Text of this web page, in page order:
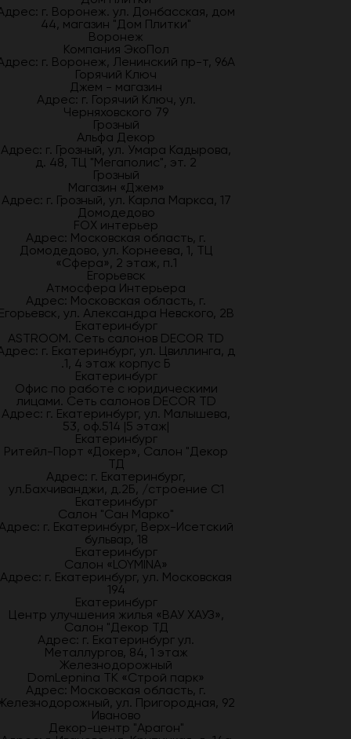
г. Воронеж. ул. Донбасская, дом
44, магазин "Дом Плитки"
Воронеж
Компания ЭкоПол
г. Воронеж, Ленинский пр-т, 96А
Горячий Ключ
Джем - магазин
Адрес: г. Горячий Ключ, ул.
Черняховского 79
Грозный
Альфа Декор
Адрес: г. Грозный, ул. Умара Кадырова,
д. 48, ТЦ "Мегаполис", эт. 2
Грозный
Магазин «Джем»
Адрес: г. Грозный, ул. Карла Маркса, 17
Домодедово
FOX интерьер
Адрес: Московская область, г.
Домодедово, ул. Корнеева, 1, ТЦ
«Сфера», 2 этаж, п.1
Егорьевск
Атмосфера Интерьера
Адрес: Московская область, г.
ул. Александра Невского, 2В
Екатеринбург
ASTROOM. Сеть салонов DECOR TD
г. Екатеринбург, ул. Цвиллинга, д
.1, 4 этаж корпус Б
Екатеринбург
Офис по работе с юридическими
лицами. Сеть салонов DECOR TD
Адрес: г. Екатеринбург, ул. Малышева,
53, оф.514 |5 этаж|
Екатеринбург
Ритейл-Порт «Докер», Салон "Декор
ТД
Адрес: г. Екатеринбург,
ул.Бахчиванджи, д.2Б, /строение С1
Екатеринбург
Салон "Сан Марко"
г. Екатеринбург, Верх-Исетский
бульвар, 18
Екатеринбург
Салон «LOYMINA»
Адрес: г. Екатеринбург, ул. Московская
194
Екатеринбург
Центр улучшения жилья «ВАУ ХАУЗ»,
Салон "Декор ТД
Адрес: г. Екатеринбург ул.
Металлургов, 84, 1 этаж
Железнодорожный
DomLepnina ТК «Строй парк»
Адрес: Московская область, г.
ул. Пригородная, 92
Иваново
Декор-центр "Арагон"